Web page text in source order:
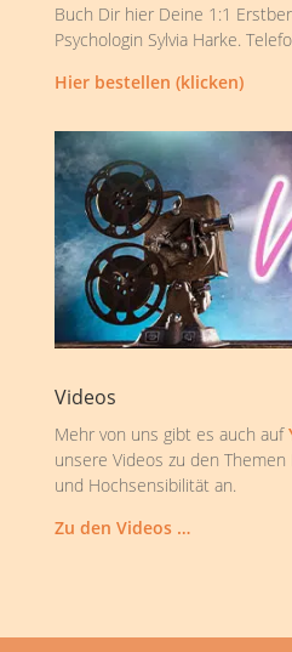
Buch Dir hier Deine 1:1
Psychologin Sylvia Harke.
Hier bestellen (klicken)
Videos
Mehr von uns gibt es auch auf
unsere Videos zu den
und Hochsensibilität an.
Zu den Videos …